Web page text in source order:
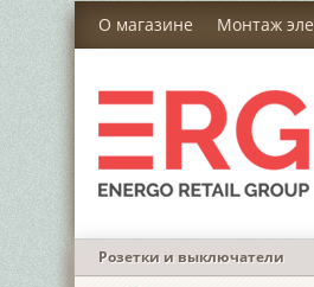
О магазине Монтаж
Розетки и выключатели